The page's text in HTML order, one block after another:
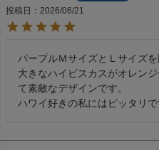
投稿日
2026/06/21
パープルＭサイズとＬサイズを
大きなハイビスカスがオレン
て素敵なデザインです。
ハワイ好きの私にはピッタリで